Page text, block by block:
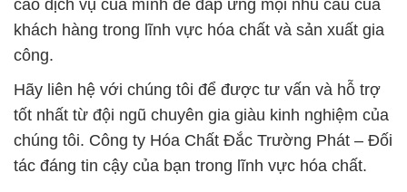
cao dịch vụ của mình để đáp ứng mọi nhu cầu của
khách hàng trong lĩnh vực hóa chất và sản xuất gia
công.
Hãy liên hệ với chúng tôi để được tư vấn và hỗ trợ
tốt nhất từ đội ngũ chuyên gia giàu kinh nghiệm của
chúng tôi. Công ty Hóa Chất Đắc Trường Phát – Đối
tác đáng tin cậy của bạn trong lĩnh vực hóa chất.